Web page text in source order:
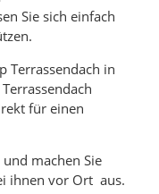
Sie sich einfach
Terrassendach in
für einen
machen Sie
ihnen vor Ort aus.